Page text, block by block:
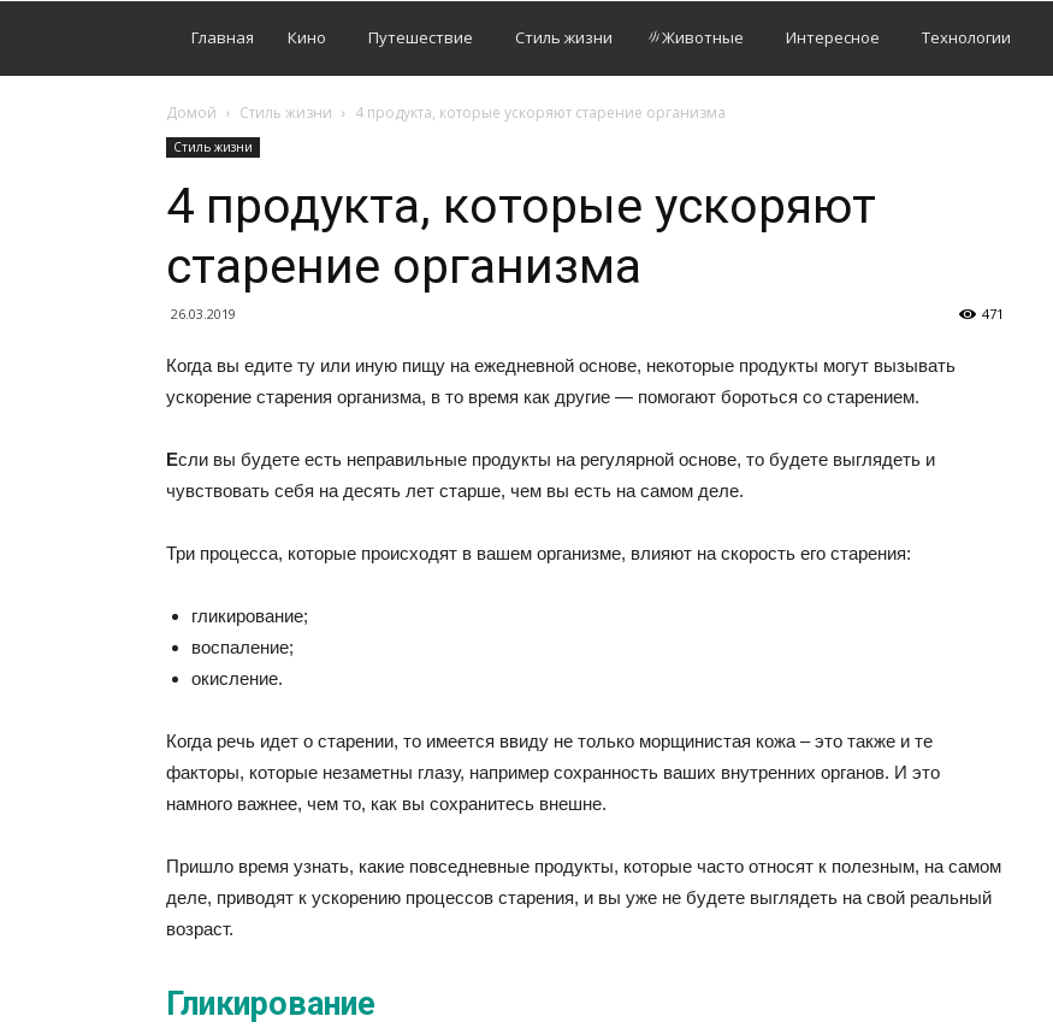
Главная Кино Путешествие Стиль жизни Животные Интересное Технологии
Домой Стиль жизни 4 продукта, которые ускоряют старение организма
Стиль жизни
4 продукта, которые ускоряют
старение организма
26.03.2019 471
Когда вы едите ту или иную пищу на ежедневной основе, некоторые продукты могут вызывать
ускорение старения организма, в то время как другие — помогают бороться со старением.
Если вы будете есть неправильные продукты на регулярной основе, то будете выглядеть и
чувствовать себя на десять лет старше, чем вы есть на самом деле.
Три процесса, которые происходят в вашем организме, влияют на скорость его старения:
гликирование;
воспаление;
окисление.
Когда речь идет о старении, то имеется ввиду не только морщинистая кожа – это также и те
факторы, которые незаметны глазу, например сохранность ваших внутренних органов. И это
намного важнее, чем то, как вы сохранитесь внешне.
Пришло время узнать, какие повседневные продукты, которые часто относят к полезным, на самом
деле, приводят к ускорению процессов старения, и вы уже не будете выглядеть на свой реальный
возраст.
Гликирование